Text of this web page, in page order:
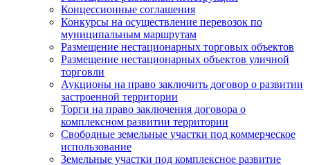
Концессионные соглашения
Конкурсы на осуществление перевозок по
муниципальным маршрутам
Размещение нестационарных торговых объектов
Размещение нестационарных объектов уличной
торговли
Аукционы на право заключить договор о развитии
застроенной территории
Торги на право заключения договора о
комплексном развитии территории
Свободные земельные участки под коммерческое
использование
Земельные участки под комплексное развитие